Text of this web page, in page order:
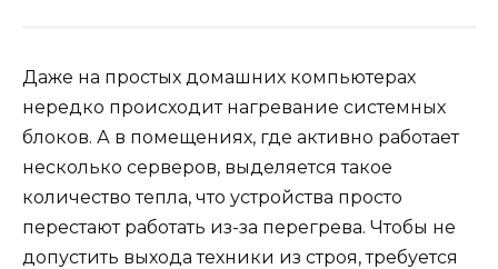
Даже на простых домашних компьютерах
нередко происходит нагревание системных
блоков. А в помещениях, где активно работает
несколько серверов, выделяется такое
количество тепла, что устройства просто
перестают работать из-за перегрева. Чтобы не
допустить выхода техники из строя, требуется